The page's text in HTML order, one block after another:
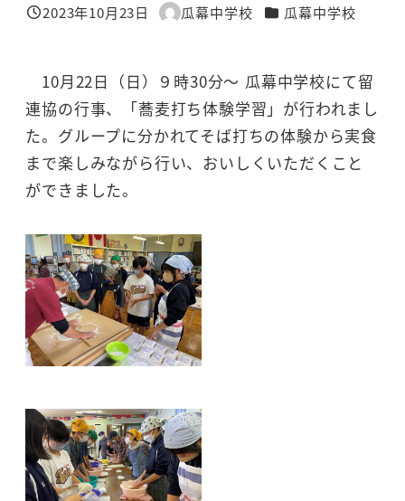
投稿日
2023年10月23日
著
瓜幕中学校 カテゴリー
瓜幕中学校
10月22日（日）９時30分～ 瓜幕中学校にて留
連協の行事、「蕎麦打ち体験学習」が行われまし
た。グループに分かれてそば打ちの体験から実食
まで楽しみながら行い、おいしくいただくこと
ができました。